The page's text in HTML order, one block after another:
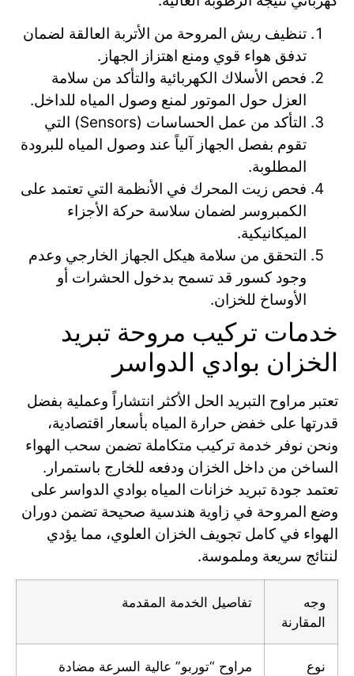
تنظيف ريش المروحة من الأتربة العالقة لضمان
تدفق هواء قوي ومنع اهتزاز الجهاز.
فحص الأسلاك الكهربائية والتأكد من سلامة
العزل حول الموتور لمنع وصول المياه للداخل.
التأكد من عمل الحساسات (Sensors) التي
تقوم بفصل الجهاز آلياً عند وصول المياه للبرودة
المطلوبة.
فحص زيت المحرك في الأنظمة التي تعتمد على
الكمبروسر لضمان سلاسة حركة الأجزاء
الميكانيكية.
التحقق من سلامة هيكل الجهاز الخارجي وعدم
وجود كسور قد تسمح بدخول الحشرات أو
الأوساخ للخزان.
خدمات تركيب مروحة تبريد
الخزان بوادي الدواسر
تعتبر مراوح التبريد الحل الأكثر انتشاراً وعملية بفضل
قدرتها على خفض حرارة المياه بأسعار اقتصادية،
ونحن نوفر خدمة تركيب متكاملة تضمن سحب الهواء
الساخن من داخل الخزان ودفعه للخارج باستمرار.
تعتمد جودة تبريد خزانات المياه بوادي الدواسر على
وضع المروحة في زاوية هندسية صحيحة تضمن دوران
الهواء في كامل تجويف الخزان العلوي، مما يؤدي
لنتائج سريعة وملموسة.
وجه
المقارنة
تفاصيل الخدمة المقدمة
نوع
مراوح “توربو” عالية السرعة مضادة